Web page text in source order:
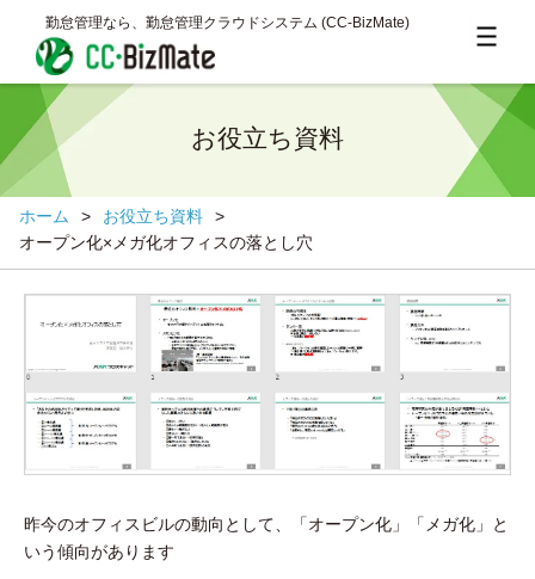
勤怠管理なら、勤怠管理クラウドシステム (CC‐BizMate)
お役立ち資料
ホーム > お役立ち資料
>
オープン化×メガ化オフィスの落とし穴
昨今のオフィスビルの動向として、「オープン化」「メガ化」と
いう傾向があります